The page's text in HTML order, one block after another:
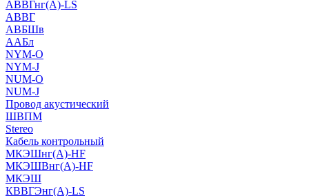
АВВГнг(А)-LS
АВВГ
АВБШв
ААБл
NYM-O
NYM-J
NUM-О
NUM-J
Провод акустический
ШВПМ
Stereo
Кабель контрольный
МКЭШнг(A)-HF
МКЭШВнг(А)-HF
МКЭШ
КВВГЭнг(А)-LS